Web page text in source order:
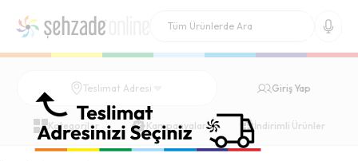
Teslimat Adresi Giriş Yap
Kategoriler Kampanyalar İndirimli Ürünler